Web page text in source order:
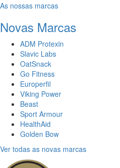
As nossas marcas
Novas Marcas
ADM Protexin
Slavic Labs
OatSnack
Go Fitness
Europerfil
Viking Power
Beast
Sport Armour
HealthAid
Golden Bow
Ver todas as novas marcas